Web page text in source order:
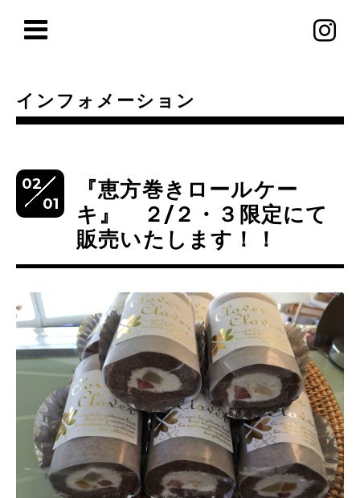
インフォメーション
02
01
『恵方巻きロールケー
キ』 ２/２・３限定にて
販売いたします！！